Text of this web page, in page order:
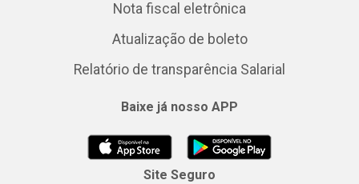
Nota fiscal eletrônica
Atualização de boleto
Relatório de transparência Salarial
Baixe já nosso APP
Site Seguro